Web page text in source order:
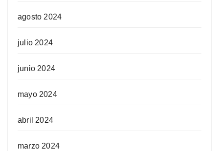
agosto 2024
julio 2024
junio 2024
mayo 2024
abril 2024
marzo 2024